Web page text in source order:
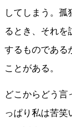
してしまう。
るとき、それを
するものである
ことがある。
どこからどう
っぱり私は苦笑